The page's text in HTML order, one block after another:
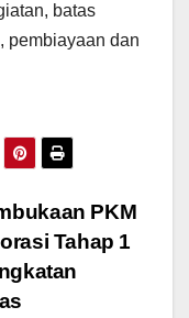
batas
pembiayaan dan
PKM
Tahap 1